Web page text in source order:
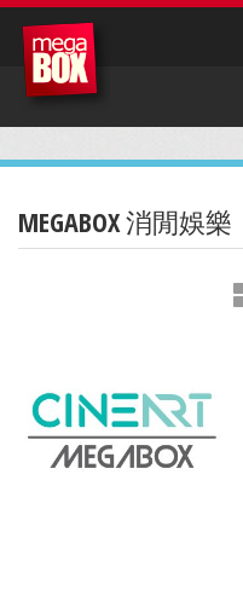
MEGABOX 消閒娛樂